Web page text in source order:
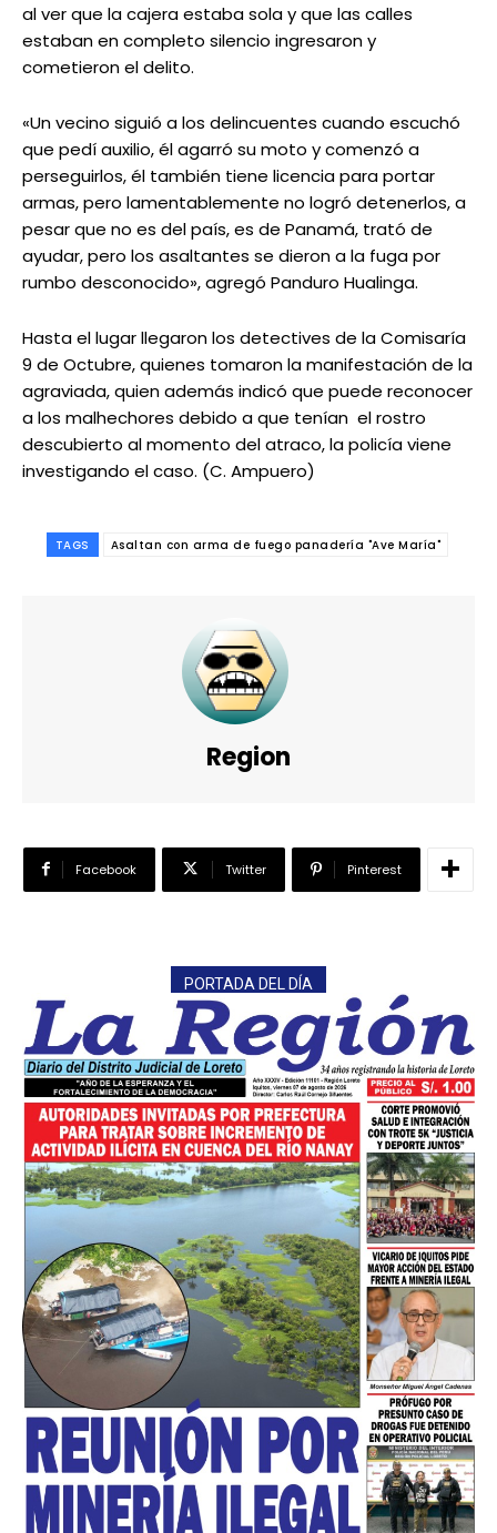
al ver que la cajera estaba sola y que las calles
estaban en completo silencio ingresaron y
cometieron el delito.
«Un vecino siguió a los delincuentes cuando escuchó
que pedí auxilio, él agarró su moto y comenzó a
perseguirlos, él también tiene licencia para portar
armas, pero lamentablemente no logró detenerlos, a
pesar que no es del país, es de Panamá, trató de
ayudar, pero los asaltantes se dieron a la fuga por
rumbo desconocido», agregó Panduro Hualinga.
Hasta el lugar llegaron los detectives de la Comisaría
9 de Octubre, quienes tomaron la manifestación de la
agraviada, quien además indicó que puede reconocer
a los malhechores debido a que tenían el rostro
descubierto al momento del atraco, la policía viene
investigando el caso. (C. Ampuero)
TAGS Asaltan con arma de fuego panadería "Ave María"
Region
Facebook Twitter Pinterest
PORTADA DEL DÍA